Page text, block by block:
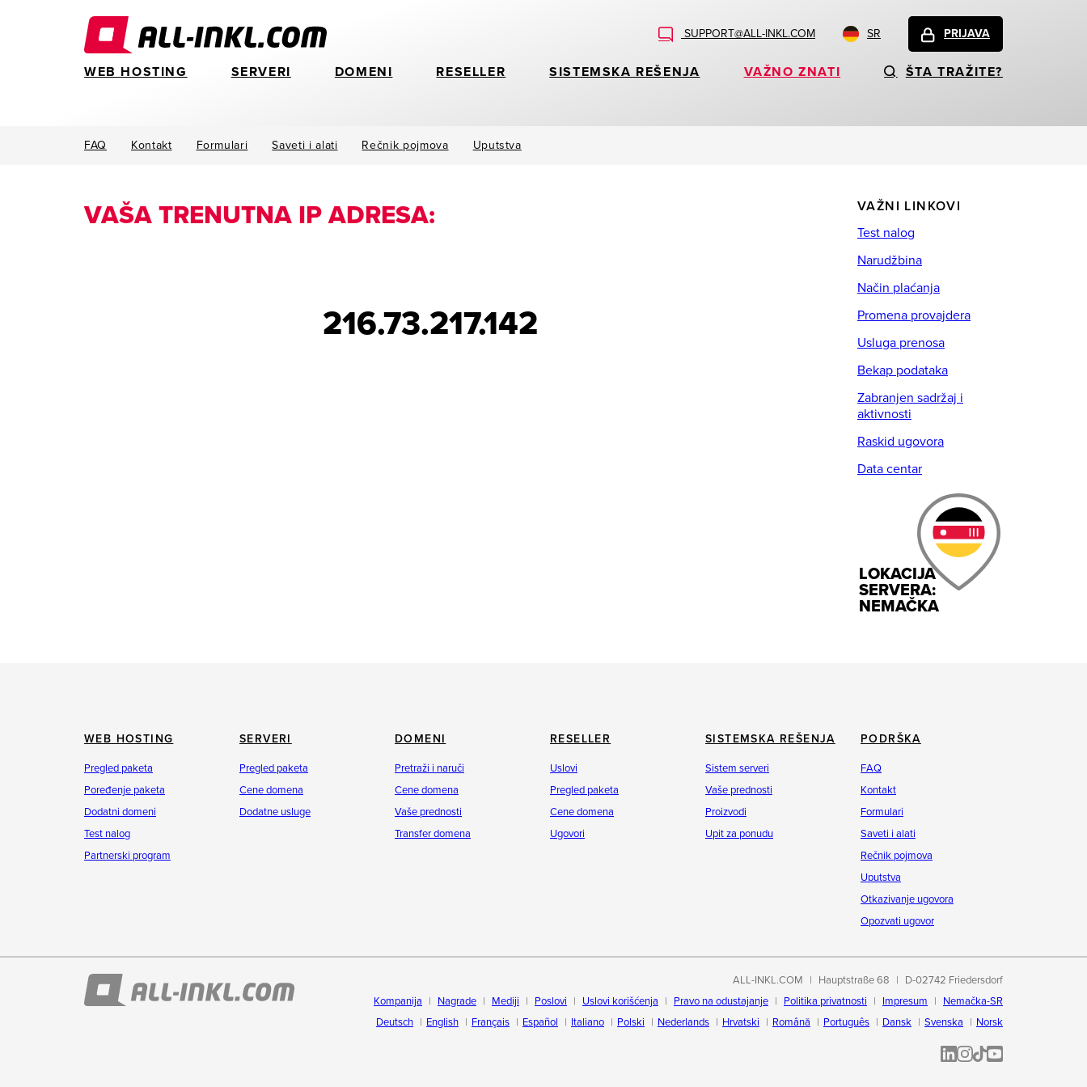
SUPPORT@ALL-INKL.COM SR PRIJAVA
WEB HOSTING SERVERI DOMENI RESELLER SISTEMSKA REŠENJA VAŽNO ZNATI ŠTA TRAŽITE?
FAQ Kontakt Formulari Saveti i alati Rečnik pojmova Uputstva
VAŠA TRENUTNA IP ADRESA:
216.73.217.142
VAŽNI LINKOVI
Test nalog
Narudžbina
Način plaćanja
Promena provajdera
Usluga prenosa
Bekap podataka
Zabranjen sadržaj i
aktivnosti
Raskid ugovora
Data centar
LOKACIJA
SERVERA:
NEMAČKA
WEB HOSTING
Pregled paketa
Poređenje paketa
Dodatni domeni
Test nalog
Partnerski program
SERVERI
Pregled paketa
Cene domena
Dodatne usluge
DOMENI
Pretraži i naruči
Cene domena
Vaše prednosti
Transfer domena
RESELLER
Uslovi
Pregled paketa
Cene domena
Ugovori
SISTEMSKA REŠENJA
Sistem serveri
Vaše prednosti
Proizvodi
Upit za ponudu
PODRŠKA
FAQ
Kontakt
Formulari
Saveti i alati
Rečnik pojmova
Uputstva
Otkazivanje ugovora
Opozvati ugovor
ALL-INKL.COM Hauptstraße 68
D-02742 Friedersdorf
Kompanija
Nagrade Mediji Poslovi Uslovi korišćenja Pravo na odustajanje Politika privatnosti Impresum
Nemačka-SR
Deutsch
English Français Español Italiano Polski Nederlands Hrvatski Română Português Dansk Svenska Norsk
ALL-INKL.COM | LinkedIn
ALL-INKL.COM • Instagram
ALL-INKL.COM | TikTok
ALLINKL.COM -